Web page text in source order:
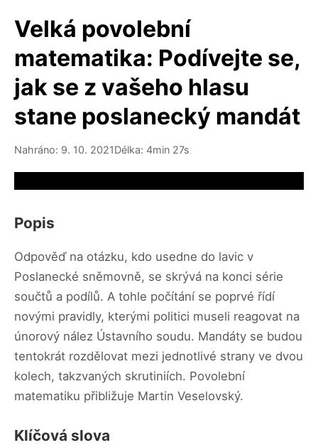
Velká povolební
matematika: Podívejte se,
jak se z vašeho hlasu
stane poslanecký mandát
Nahráno: 9. 10. 2021Délka: 4min 27s
Popis
Odpověď na otázku, kdo usedne do lavic v
Poslanecké sněmovně, se skrývá na konci série
součtů a podílů. A tohle počítání se poprvé řídí
novými pravidly, kterými politici museli reagovat na
únorový nález Ústavního soudu. Mandáty se budou
tentokrát rozdělovat mezi jednotlivé strany ve dvou
kolech, takzvaných skrutiniích. Povolební
matematiku přibližuje Martin Veselovský.
Klíčová slova